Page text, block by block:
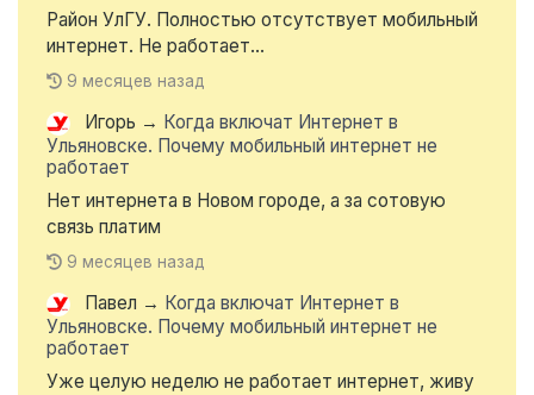
Район УлГУ. Полностью отсутствует мобильный
интернет. Не работает...
9 месяцев назад
Игорь → Когда включат Интернет в
Ульяновске. Почему мобильный интернет не
работает
Нет интернета в Новом городе, а за сотовую
связь платим
9 месяцев назад
Павел → Когда включат Интернет в
Ульяновске. Почему мобильный интернет не
работает
Уже целую неделю не работает интернет, живу